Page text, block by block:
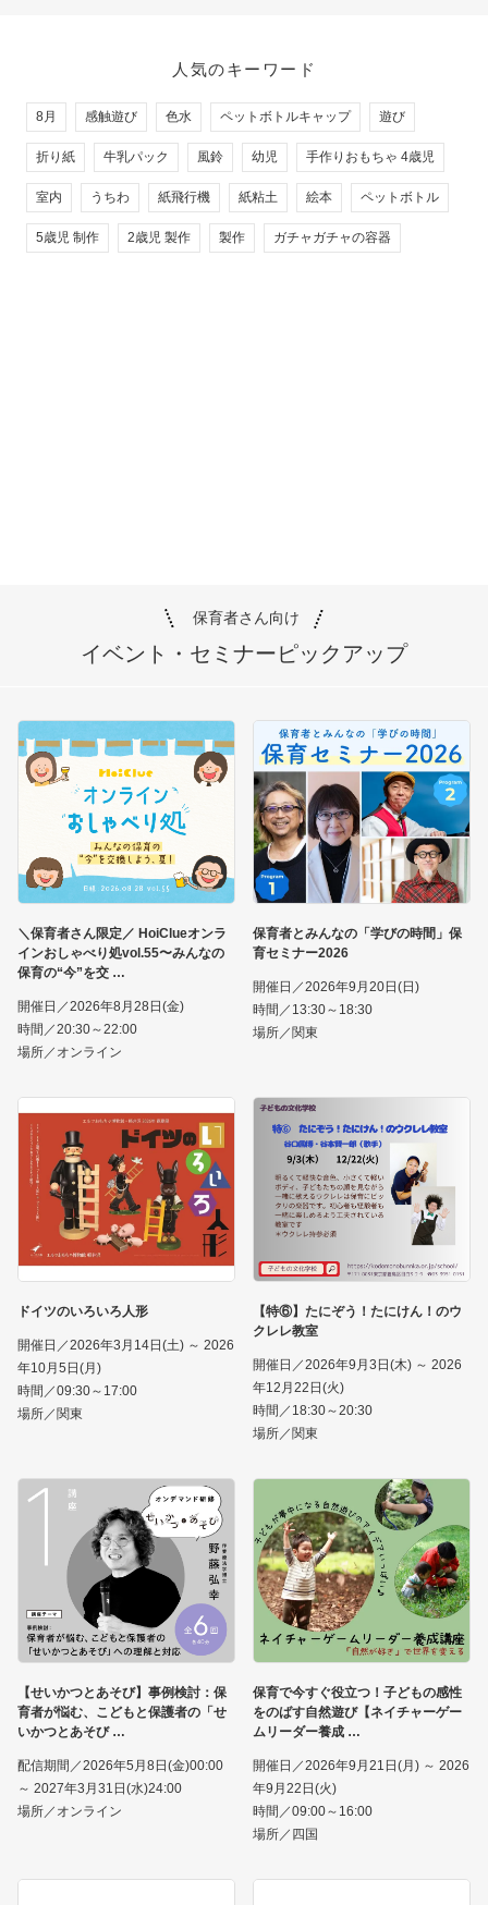
人気のキーワード
8月 感触遊び 色水 ペットボトルキャップ 遊び
折り紙 牛乳パック 風鈴 幼児 手作りおもちゃ 4歳児
室内 うちわ 紙飛行機 紙粘土 絵本 ペットボトル
5歳児 制作 2歳児 製作 製作 ガチャガチャの容器
保育者さん向け
イベント・セミナーピックアップ
＼保育者さん限定／ HoiClueオンラ
インおしゃべり処vol.55〜みんなの
保育の“今”を交
開催日／2026年8月28日(金)
時間／20:30～22:00
場所／オンライン
保育者とみんなの「学びの時間」保
育セミナー2026
開催日／2026年9月20日(日)
時間／13:30～18:30
場所／関東
ドイツのいろいろ人形
開催日／2026年3月14日(土) ～ 2026
年10月5日(月)
時間／09:30～17:00
場所／関東
【特⑥】たにぞう！たにけん！のウ
クレレ教室
開催日／2026年9月3日(木) ～ 2026
年12月22日(火)
時間／18:30～20:30
場所／関東
【せいかつとあそび】事例検討：保
育者が悩む、こどもと保護者の「せ
いかつとあそび
配信期間／2026年5月8日(金)00:00
～ 2027年3月31日(水)24:00
場所／オンライン
保育で今すぐ役立つ！子どもの感性
をのばす自然遊び【ネイチャーゲー
ムリーダー養成
開催日／2026年9月21日(月) ～ 2026
年9月22日(火)
時間／09:00～16:00
場所／四国